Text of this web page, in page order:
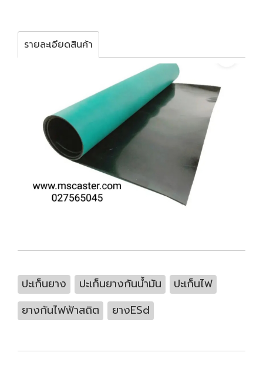
รายละเอียดสินค้า
ปะเก็นยาง ปะเก็นยางกันน้ำมัน
ปะเก็นไฟ
ยางกันไฟฟ้าสถิต
ยางESd